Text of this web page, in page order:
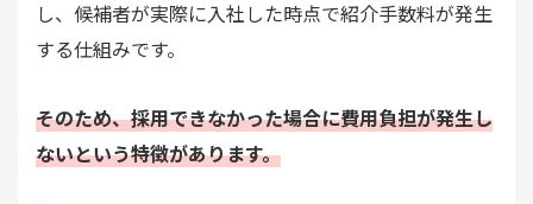
し、候補者が実際に入社した時点で紹介手数料が発生
する仕組みです。
そのため、採用できなかった場合に費用負担が発生し
ないという特徴があります。